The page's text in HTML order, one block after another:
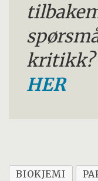
kritikk?
HER
BIOKJEMI